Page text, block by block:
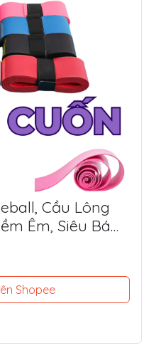
Cầu Lông
Êm, Siêu Bám
Ưu
Shopee